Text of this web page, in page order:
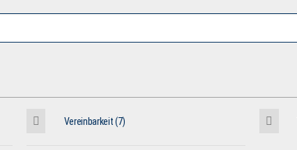
Vereinbarkeit (7)